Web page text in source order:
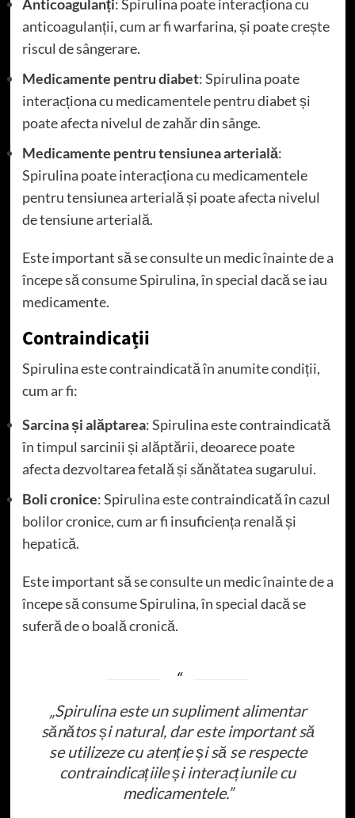
Anticoagulanți: Spirulina poate interacționa cu
anticoagulanții, cum ar fi warfarina, și poate crește
riscul de sângerare.
Medicamente pentru diabet: Spirulina poate
interacționa cu medicamentele pentru diabet și
poate afecta nivelul de zahăr din sânge.
Medicamente pentru tensiunea arterială:
Spirulina poate interacționa cu medicamentele
pentru tensiunea arterială și poate afecta nivelul
de tensiune arterială.
Este important să se consulte un medic înainte de a
începe să consume Spirulina, în special dacă se iau
medicamente.
Contraindicații
Spirulina este contraindicată în anumite condiții,
cum ar fi:
Sarcina și alăptarea: Spirulina este contraindicată
în timpul sarcinii și alăptării, deoarece poate
afecta dezvoltarea fetală și sănătatea sugarului.
Boli cronice: Spirulina este contraindicată în cazul
bolilor cronice, cum ar fi insuficiența renală și
hepatică.
Este important să se consulte un medic înainte de a
începe să consume Spirulina, în special dacă se
suferă de o boală cronică.
„Spirulina este un supliment alimentar
sănătos și natural, dar este important să
se utilizeze cu atenție și să se respecte
contraindicațiile și interacțiunile cu
medicamentele.”